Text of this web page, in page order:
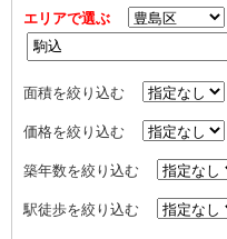
エリアで選ぶ
面積を絞り込む
価格を絞り込む
築年数を絞り込む
駅徒歩を絞り込む